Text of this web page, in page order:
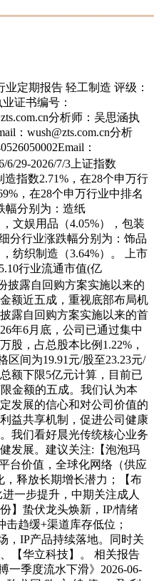
业定期报告 轻工制造 评级：
证书编号：
分析师：吴思涵执
：wush@zts.com.cn分析
：
6/29-2026/7/3上证指数
造指数2.71%，在28个申万行
，在28个申万行业中排名
幅分别为：造纸
文娱用品（4.05%），包装
分行业涨跌幅分别为：饰品
，纺织制造（3.64%）。 上市
行业流通市值(亿
披露自回购方案实施以来的
额近五成，重视底部布局机
露自回购方案实施以来的首
年6月底，公司已通过集中
股，占总股本比例1.22%，
区间为19.91元/股至23.23元/
额下限5亿元计算，目前已
金额的五成。我们认为本
发展的信心和对公司价值的
益共享机制，促进公司健康
我们看好晨光传统核心业务
发展。建议关注:【泡泡玛
台价值，全球化网络（供应
，释放长期增长潜力；【布
一步提升，中期关注成人
】蛰伏龙头焕新，IP/情绪
趋缓+渠道库存低位；
，IP产品持续落地。同时关
【华立科技】。 相关报告
一季度流水下滑》2026-06-